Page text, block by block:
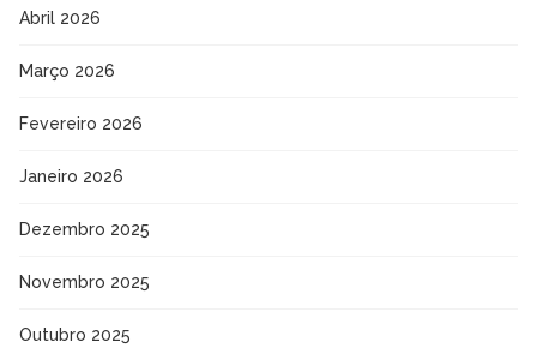
Abril 2026
Março 2026
Fevereiro 2026
Janeiro 2026
Dezembro 2025
Novembro 2025
Outubro 2025